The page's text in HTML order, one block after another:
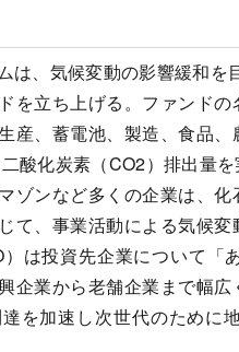
は、気候変動の影響緩和
を立ち上げる。ファンド
産、蓄電池、製造、食品
酸化炭素（CO2）排出量
ゾンなど多くの企業は、
て、事業活動による気候
は投資先企業について
企業から老舗企業まで幅
を加速し次世代のために